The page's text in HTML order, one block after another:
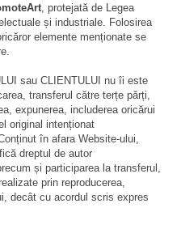
, protejată de Legea
și industriale. Folosirea
elemente menționate se
sau CLIENTULUI nu îi este
transferul către terțe părți,
expunerea, includerea oricărui
original intenționat
în afara Website-ului,
dreptul de autor
și participarea la transferul,
prin reproducerea,
decât cu acordul scris expres